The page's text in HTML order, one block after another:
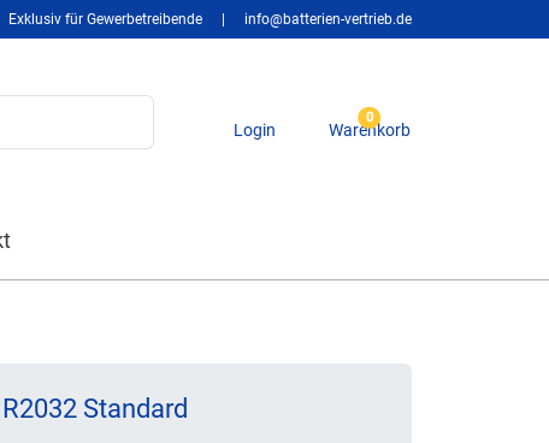
Exklusiv für Gewerbetreibende info@batterien-vertrieb.de
Login
0
Warenkorb
Standard